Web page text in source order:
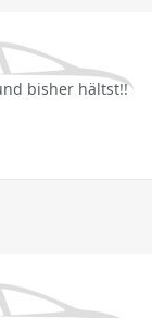
bisher hältst!!